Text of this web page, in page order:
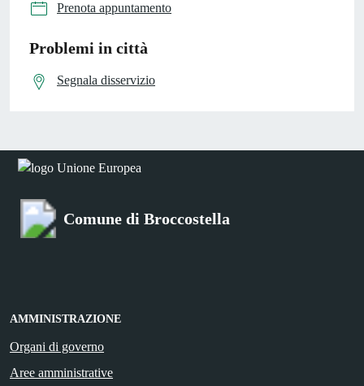
Prenota appuntamento
Problemi in città
Segnala disservizio
Comune di Broccostella
AMMINISTRAZIONE
Organi di governo
Aree amministrative